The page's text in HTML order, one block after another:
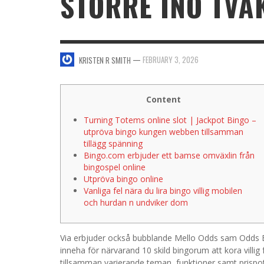
5 WAYS TO SMOOTH OUT
KRISTEN R SMITH AUGUST 11, 2014
JASON ANDERSON, JANUARY 20, 2014
KRISTEN R SMITH, JANUARY 17, 2014
KRISTEN R SMITH — FEBRUARY 3, 2026
Content
Turning Totems online slot | Jackpot Bingo –
utpröva bingo kungen webben tillsamman
tillägg spänning
Bingo.com erbjuder ett bamse omväxlin från
bingospel online
Utpröva bingo online
Vanliga fel nära du lira bingo villig mobilen
och hurdan n undviker dom
Via erbjuder också bubblande Mello Odds sam
inneha för närvarand 10 skild bingorum att kora